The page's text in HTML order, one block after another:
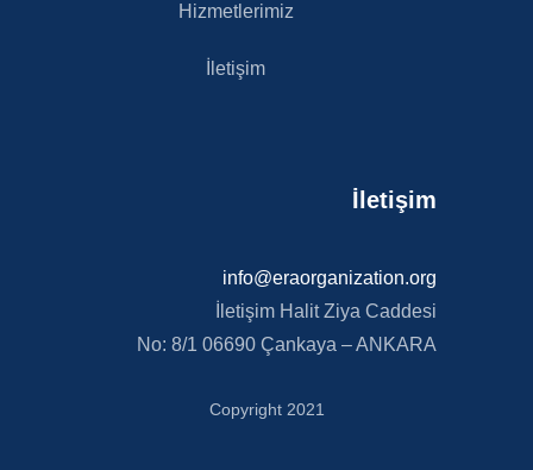
Hizmetlerimiz
İletişim
İletişim
info@eraorganization.org
İletişim Halit Ziya Caddesi
No: 8/1 06690 Çankaya – ANKARA
Copyright 2021